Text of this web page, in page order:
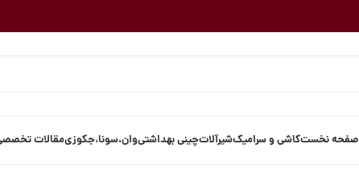
صفحه نخستکاشی و سرامیکشیرآلاتچینی بهداشتیوان،سونا،جکوزیمقالات